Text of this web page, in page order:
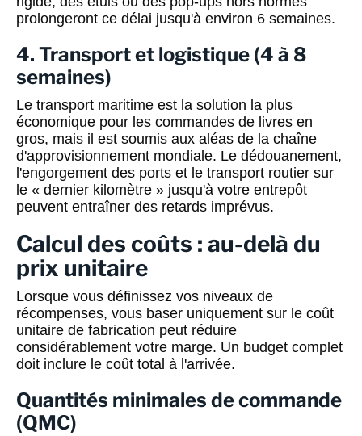
prolongeront ce délai jusqu'à environ 6 semaines.
4. Transport et logistique (4 à 8
semaines)
Le transport maritime est la solution la plus
économique pour les commandes de livres en
gros, mais il est soumis aux aléas de la chaîne
d'approvisionnement mondiale. Le dédouanement,
l'engorgement des ports et le transport routier sur
le « dernier kilomètre » jusqu'à votre entrepôt
peuvent entraîner des retards imprévus.
Calcul des coûts : au-delà du
prix unitaire
Lorsque vous définissez vos niveaux de
récompenses, vous baser uniquement sur le coût
unitaire de fabrication peut réduire
considérablement votre marge. Un budget complet
doit inclure le coût total à l'arrivée.
Quantités minimales de commande
(QMC)